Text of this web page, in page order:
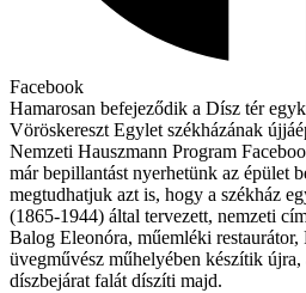
Facebook
Hamarosan befejeződik a Dísz tér
Vöröskereszt Egylet székházának
Nemzeti Hauszmann Program
már bepillantást nyerhetünk az épület
megtudhatjuk azt is, hogy a székház
(1865-1944) által tervezett, nemzeti
Balog Eleonóra, műemléki
üvegművész műhelyében készítik újra,
díszbejárat falát díszíti majd.